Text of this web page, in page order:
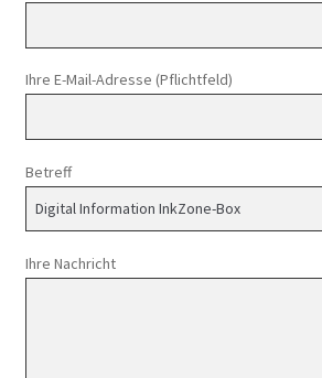
Ihre E-Mail-Adresse (Pflichtfeld)
Betreff
Ihre Nachricht